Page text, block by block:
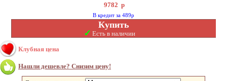
9782 р
В кредит за 489р
Купить
✓ Есть в наличии
Клубная цена
Нашли дешевле? Снизим цену!